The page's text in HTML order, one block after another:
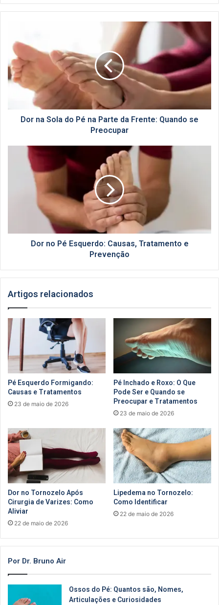
Sola
do
Pé
na
Parte
Frente:
QuandoDor na Sola do Pé na Parte da Frente: Quando se
Preocupar
Esquerdo:
Dor no Pé Esquerdo: Causas, Tratamento e
Prevenção
Artigos relacionados
Pé Esquerdo Formigando:
Causas e Tratamentos
23 de maio de 2026
Pé Inchado e Roxo: O Que
Pode Ser e Quando se
Preocupar e Tratamentos
23 de maio de 2026
Dor no Tornozelo Após
Cirurgia de Varizes: Como
Aliviar
22 de maio de 2026
Lipedema no Tornozelo:
Como Identificar
22 de maio de 2026
Por Dr. Bruno Air
Ossos do Pé: Quantos são, Nomes,
Articulações e Curiosidades